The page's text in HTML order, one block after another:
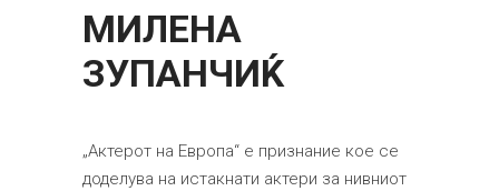
МИЛЕНА
ЗУПАНЧИЌ
„Актерот на Европа“ е признание кое се
доделува на истакнати актери за нивниот